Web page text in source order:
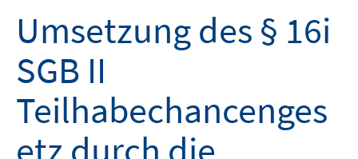
Umsetzung des § 16i
SGB II
Teilhabechancenges